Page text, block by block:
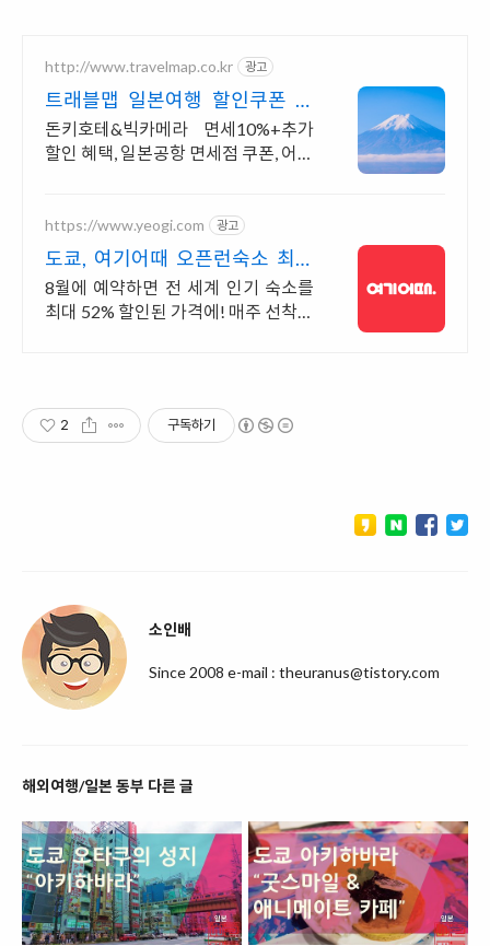
http://www.travelmap.co.kr 광고
트래블맵 일본여행 할인쿠폰 일
본여행 필수 쿠폰 다운가능
돈키호테&빅카메라 면세10%+추가
할인 혜택, 일본공항 면세점 쿠폰, 어트
https://www.yeogi.com 광고
도쿄, 여기어때 오픈런숙소 최대
81% 할인
8월에 예약하면 전 세계 인기 숙소를
최대 52% 할인된 가격에! 매주 선착순
2 구독하기
소인배
Since 2008 e-mail : theuranus@tistory.com
해외여행/일본 동부 다른 글